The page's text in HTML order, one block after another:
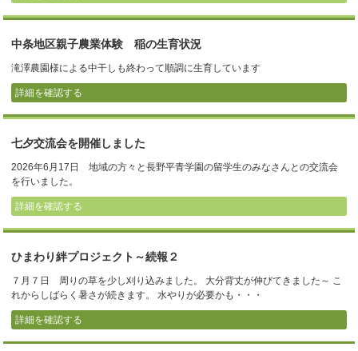
中条地区親子農業体験 稲の生育状況
滝澤農園様による中干しも終わって順調に生育しています
詳細を確認する
七夕交流会を開催しました
2026年6月17日 地域の方々と長野平青学園の留学生のみなさんとの交流会
を行いました。
詳細を確認する
ひまわり絆プロジェクト～続報２
７月７日 周りの草を少し刈り込みました。 大分背丈が伸びてきました～ こ
れからしばらく暑さが続きます。 水やりが必要かも・・・
詳細を確認する